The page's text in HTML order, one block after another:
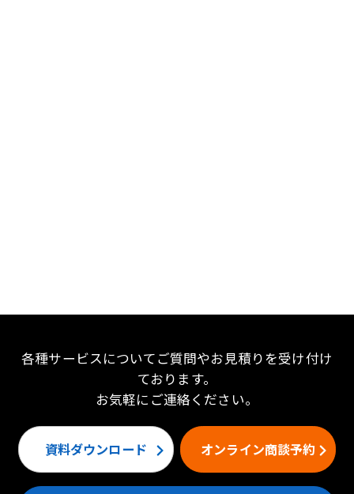
各種サービスについてご質問やお見積りを受け付け
ております。
お気軽にご連絡ください。
資料ダウンロード オンライン商談予約